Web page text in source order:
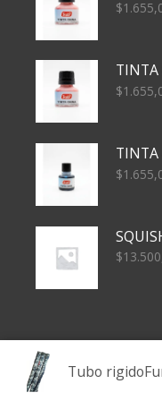
$
$
TINTA
$
$
Copyright – Todos
Tubo